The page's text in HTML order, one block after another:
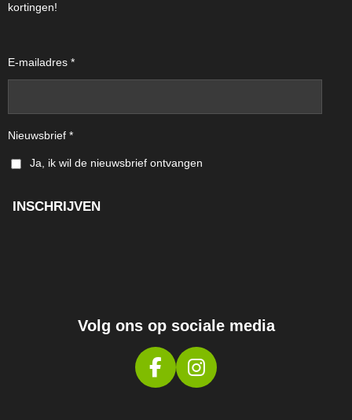
kortingen!
E-mailadres *
Nieuwsbrief *
Ja, ik wil de nieuwsbrief ontvangen
INSCHRIJVEN
Volg ons op sociale media
F
I